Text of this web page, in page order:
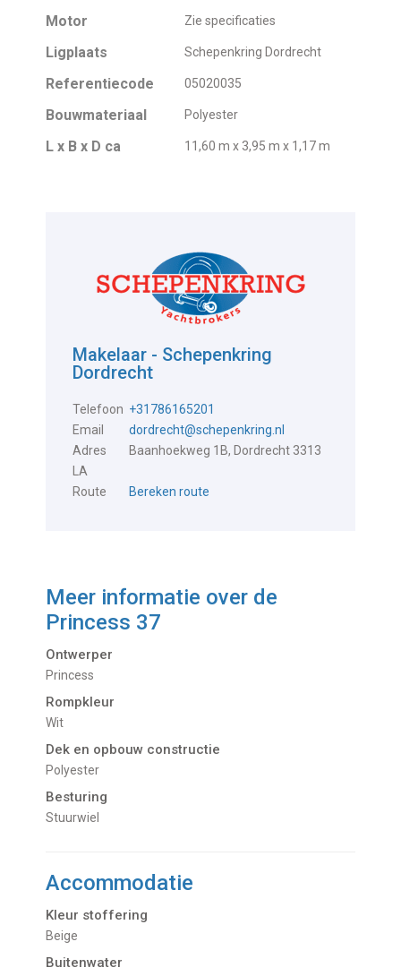
Motor Zie specificaties
Ligplaats Schepenkring Dordrecht
Referentiecode 05020035
Bouwmateriaal Polyester
L x B x D ca 11,60 m x 3,95 m x 1,17 m
Makelaar - Schepenkring
Dordrecht
Telefoon +31786165201
Email
dordrecht@schepenkring.nl
Adres
Baanhoekweg 1B, Dordrecht 3313
LA
Route
Bereken route
Meer informatie over de
Princess 37
Ontwerper
Princess
Rompkleur
Wit
Dek en opbouw constructie
Polyester
Besturing
Stuurwiel
Accommodatie
Kleur stoffering
Beige
Buitenwater